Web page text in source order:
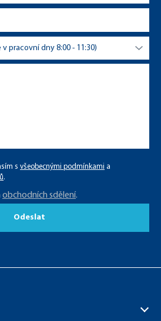
s všeobecnými podmínkami a
.
obchodních sdělení.
Odeslat